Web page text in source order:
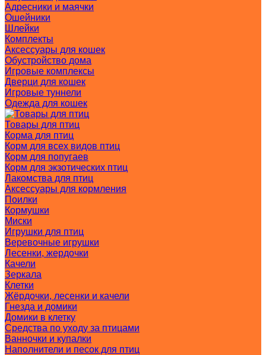
Адресники и маячки
Ошейники
Шлейки
Комплекты
Аксессуары для кошек
Обустройство дома
Игровые комплексы
Дверци для кошек
Игровые туннели
Одежда для кошек
Товары для птиц
Корма для птиц
Корм для всех видов птиц
Корм для попугаев
Корм для экзотических птиц
Лакомства для птиц
Аксессуары для кормления
Поилки
Кормушки
Миски
Игрушки для птиц
Веревочные игрушки
Лесенки, жердочки
Качели
Зеркала
Клетки
Жёрдочки, лесенки и качели
Гнезда и домики
Домики в клетку
Средства по уходу за птицами
Ванночки и купалки
Наполнители и песок для птиц